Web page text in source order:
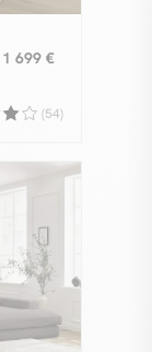
1 699 €
(54)